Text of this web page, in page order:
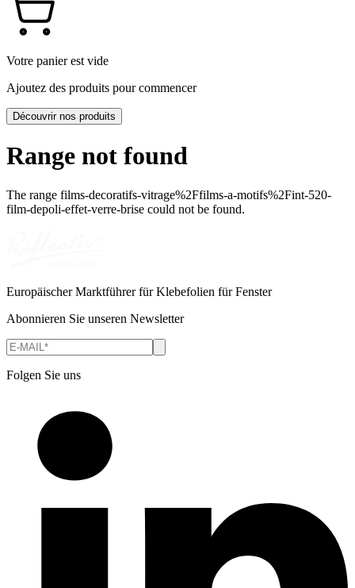
Votre panier est vide
Ajoutez des produits pour commencer
Découvrir nos produits
Range not found
The range films-decoratifs-vitrage%2Ffilms-a-motifs%2Fint-520-
film-depoli-effet-verre-brise could not be found.
Europäischer Marktführer für Klebefolien für Fenster
Abonnieren Sie unseren Newsletter
Folgen Sie uns